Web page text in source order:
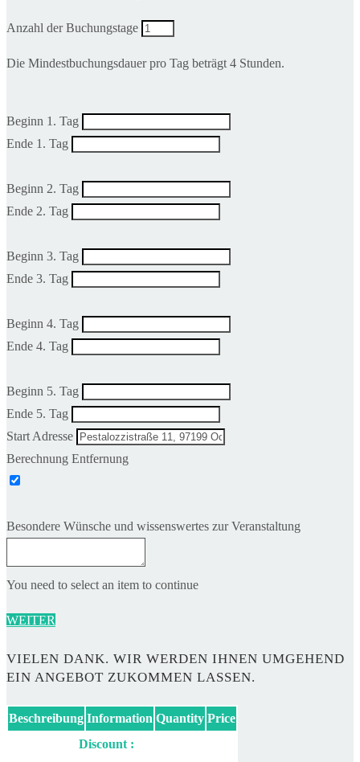
Anzahl der Buchungstage
Die Mindestbuchungsdauer pro Tag beträgt 4 Stunden.
Beginn 1. Tag
Ende 1. Tag
Beginn 2. Tag
Ende 2. Tag
Beginn 3. Tag
Ende 3. Tag
Beginn 4. Tag
Ende 4. Tag
Beginn 5. Tag
Ende 5. Tag
Start Adresse
Berechnung Entfernung
Besondere Wünsche und wissenswertes zur Veranstaltung
You need to select an item to continue
WEITER
VIELEN DANK. WIR WERDEN IHNEN UMGEHEND
EIN ANGEBOT ZUKOMMEN LASSEN.
Beschreibung Information Quantity Price
Discount :